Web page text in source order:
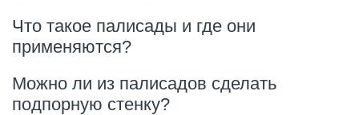
Что такое палисады и где они
применяются?
Можно ли из палисадов сделать
подпорную стенку?